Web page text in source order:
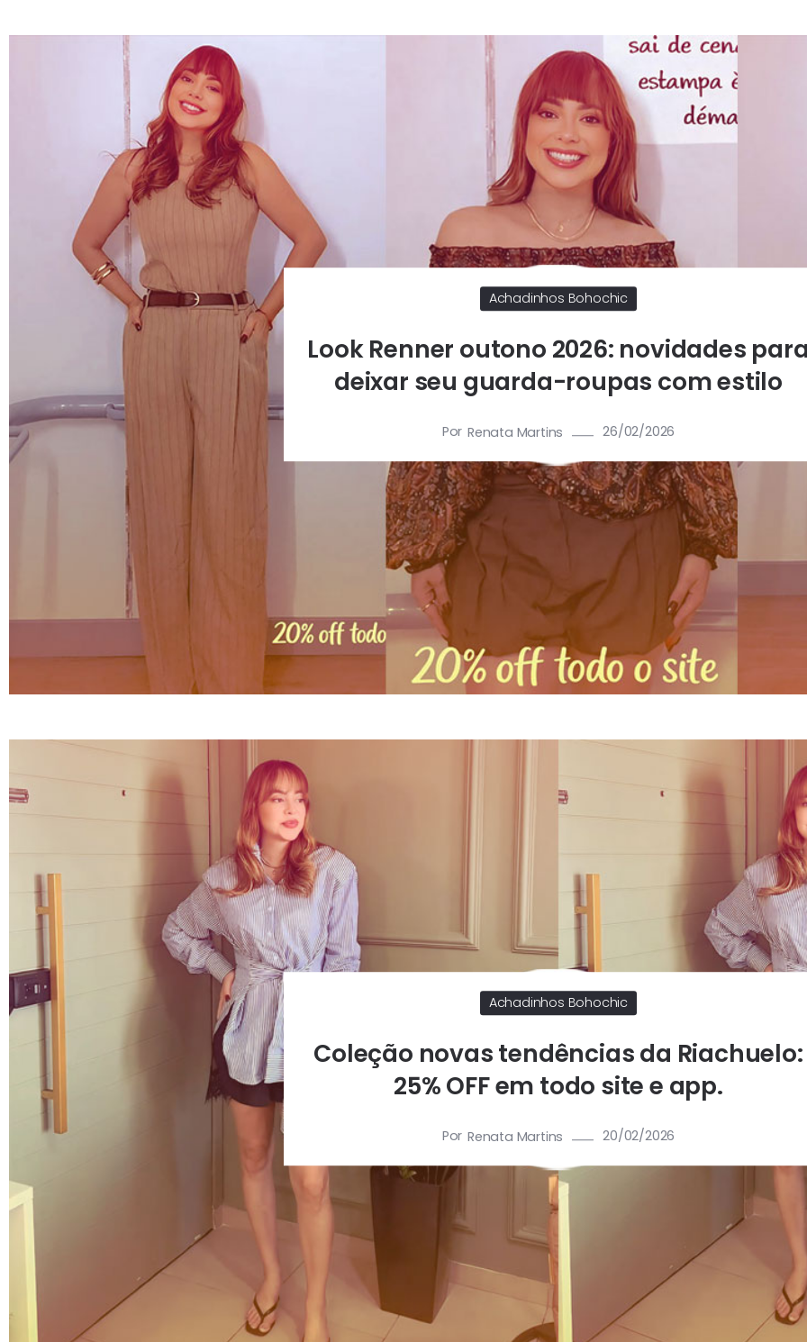
Achadinhos Bohochic
Look Renner outono 2026: novidades
deixar seu guarda-roupas com estilo
Por Renata Martins 26/02/2026
Achadinhos Bohochic
Coleção novas tendências da Riachuelo:
25% OFF em todo site e app.
Por Renata Martins 20/02/2026